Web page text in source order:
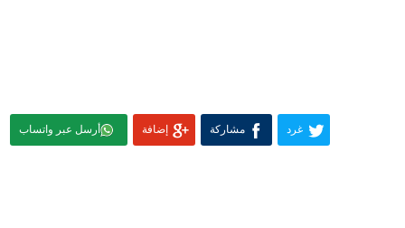
غرد مشاركة إضافة أرسل عبر واتساب